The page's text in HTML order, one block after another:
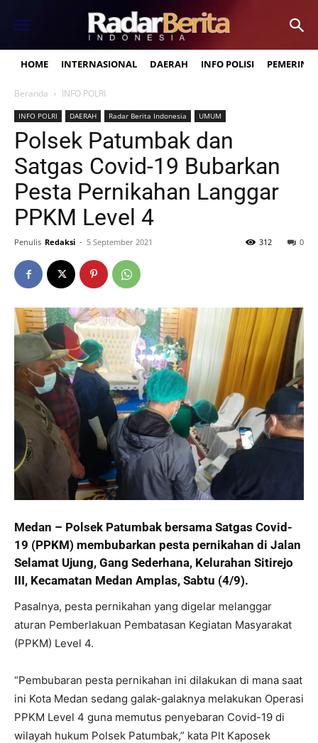
HOME INTERNASIONAL DAERAH INFO POLISI
Beranda INFO POLRI
INFO POLRI DAERAH Radar Berita Indonesia UMUM
Polsek Patumbak dan
Satgas Covid-19 Bubarkan
Pesta Pernikahan Langgar
PPKM Level 4
Penulis Redaksi - 5 September 2021 0
312
Medan – Polsek Patumbak bersama Satgas Covid-
19 (PPKM) membubarkan pesta pernikahan di Jalan
Selamat Ujung, Gang Sederhana, Kelurahan Sitirejo
III, Kecamatan Medan Amplas, Sabtu (4/9).
Pasalnya, pesta pernikahan yang digelar melanggar
aturan Pemberlakuan Pembatasan Kegiatan Masyarakat
(PPKM) Level 4.
“Pembubaran pesta pernikahan ini dilakukan di mana saat
ini Kota Medan sedang galak-galaknya melakukan Operasi
PPKM Level 4 guna memutus penyebaran Covid-19 di
wilayah hukum Polsek Patumbak,” kata Plt Kaposek